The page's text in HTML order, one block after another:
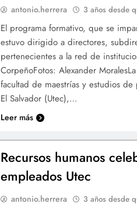
antonio.herrera 3 años desde
El programa formativo, que se
estuvo dirigido a directores,
pertenecientes a la red de
CorpeñoFotos: Alexander
facultad de maestrías y estudios
El Salvador (Utec),…
Leer más
Recursos humanos
empleados Utec
antonio.herrera 3 años desde